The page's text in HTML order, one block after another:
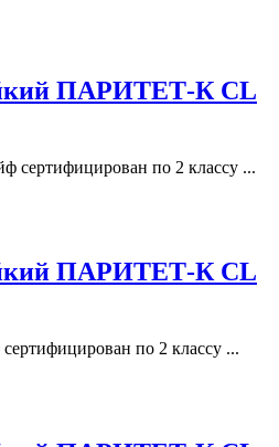
ПАРИТЕТ-К CL
сертифицирован по 2 классу ...
ПАРИТЕТ-К CL
по 2 классу ...